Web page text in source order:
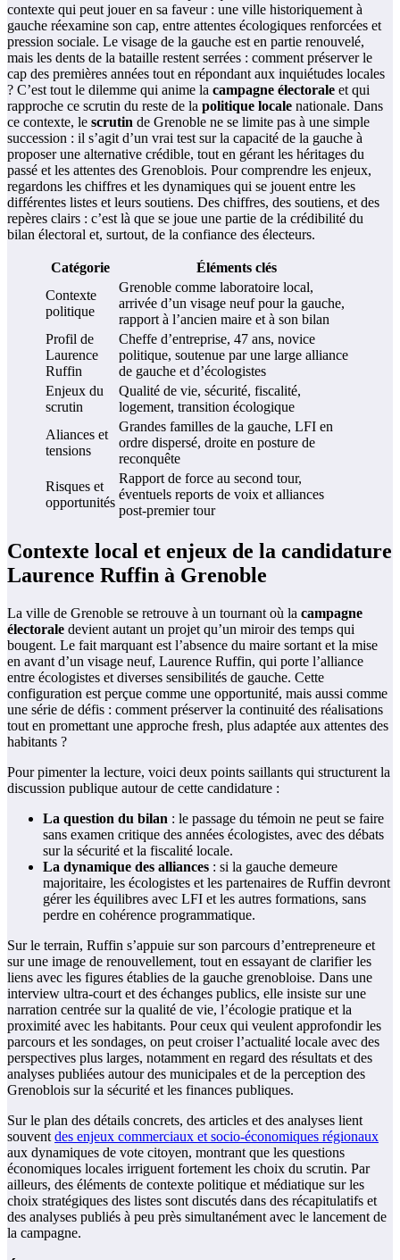
contexte qui peut jouer en sa faveur : une ville historiquement à
gauche réexamine son cap, entre attentes écologiques renforcées et
pression sociale. Le visage de la gauche est en partie renouvelé,
mais les dents de la bataille restent serrées : comment préserver le
cap des premières années tout en répondant aux inquiétudes locales
? C’est tout le dilemme qui anime la campagne électorale et qui
rapproche ce scrutin du reste de la politique locale nationale. Dans
ce contexte, le scrutin de Grenoble ne se limite pas à une simple
succession : il s’agit d’un vrai test sur la capacité de la gauche à
proposer une alternative crédible, tout en gérant les héritages du
passé et les attentes des Grenoblois. Pour comprendre les enjeux,
regardons les chiffres et les dynamiques qui se jouent entre les
différentes listes et leurs soutiens. Des chiffres, des soutiens, et des
repères clairs : c’est là que se joue une partie de la crédibilité du
bilan électoral et, surtout, de la confiance des électeurs.
Catégorie
Éléments clés
Contexte
politique
Grenoble comme laboratoire local,
arrivée d’un visage neuf pour la gauche,
rapport à l’ancien maire et à son bilan
Profil de
Laurence
Ruffin
Cheffe d’entreprise, 47 ans, novice
politique, soutenue par une large alliance
de gauche et d’écologistes
Enjeux du
scrutin
Qualité de vie, sécurité, fiscalité,
logement, transition écologique
Aliances et
tensions
Grandes familles de la gauche, LFI en
ordre dispersé, droite en posture de
reconquête
Risques et
opportunités
Rapport de force au second tour,
éventuels reports de voix et alliances
post-premier tour
Contexte local et enjeux de la candidature
Laurence Ruffin à Grenoble
La ville de Grenoble se retrouve à un tournant où la campagne
électorale devient autant un projet qu’un miroir des temps qui
bougent. Le fait marquant est l’absence du maire sortant et la mise
en avant d’un visage neuf, Laurence Ruffin, qui porte l’alliance
entre écologistes et diverses sensibilités de gauche. Cette
configuration est perçue comme une opportunité, mais aussi comme
une série de défis : comment préserver la continuité des réalisations
tout en promettant une approche fresh, plus adaptée aux attentes des
habitants ?
Pour pimenter la lecture, voici deux points saillants qui structurent la
discussion publique autour de cette candidature :
La question du bilan : le passage du témoin ne peut se faire
sans examen critique des années écologistes, avec des débats
sur la sécurité et la fiscalité locale.
La dynamique des alliances : si la gauche demeure
majoritaire, les écologistes et les partenaires de Ruffin devront
gérer les équilibres avec LFI et les autres formations, sans
perdre en cohérence programmatique.
Sur le terrain, Ruffin s’appuie sur son parcours d’entrepreneure et
sur une image de renouvellement, tout en essayant de clarifier les
liens avec les figures établies de la gauche grenobloise. Dans une
interview ultra-court et des échanges publics, elle insiste sur une
narration centrée sur la qualité de vie, l’écologie pratique et la
proximité avec les habitants. Pour ceux qui veulent approfondir les
parcours et les sondages, on peut croiser l’actualité locale avec des
perspectives plus larges, notamment en regard des résultats et des
analyses publiées autour des municipales et de la perception des
Grenoblois sur la sécurité et les finances publiques.
Sur le plan des détails concrets, des articles et des analyses lient
souvent des enjeux commerciaux et socio-économiques régionaux
aux dynamiques de vote citoyen, montrant que les questions
économiques locales irriguent fortement les choix du scrutin. Par
ailleurs, des éléments de contexte politique et médiatique sur les
choix stratégiques des listes sont discutés dans des récapitulatifs et
des analyses publiés à peu près simultanément avec le lancement de
la campagne.